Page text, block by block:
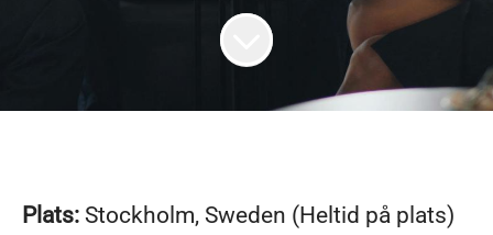
Plats: Stockholm, Sweden (Heltid på plats)